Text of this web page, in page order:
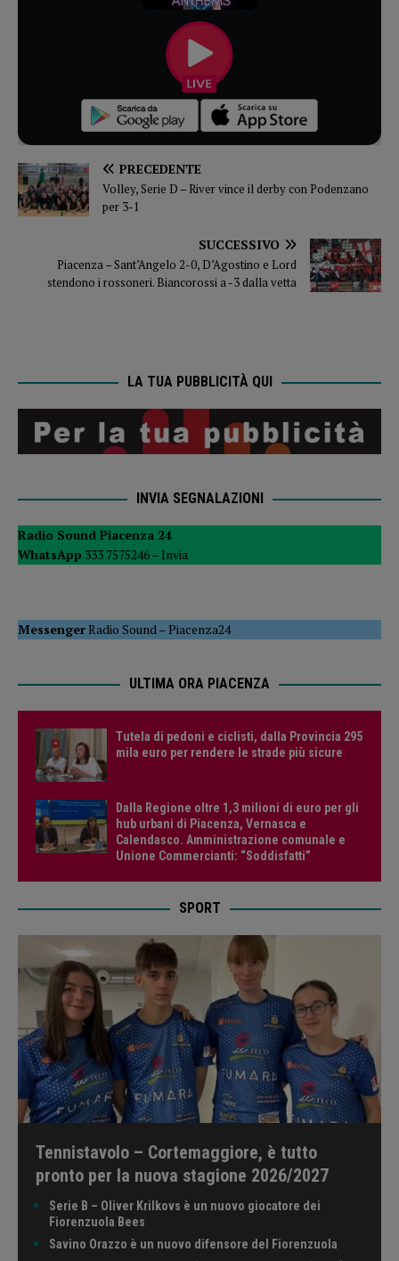
PRECEDENTE
Volley, Serie D – River vince il derby con Podenzano
per 3-1
SUCCESSIVO
Piacenza – Sant’Angelo 2-0, D’Agostino e Lord
stendono i rossoneri. Biancorossi a -3 dalla vetta
LA TUA PUBBLICITÀ QUI
INVIA SEGNALAZIONI
Radio Sound Piacenza 24
WhatsApp 333 7575246 – Invia
MessengerRadio Sound–Piacenza24
ULTIMA ORA PIACENZA
Tutela di pedoni e ciclisti, dalla Provincia 295
mila euro per rendere le strade più sicure
Dalla Regione oltre 1,3 milioni di euro per gli
hub urbani di Piacenza, Vernasca e
Calendasco. Amministrazione comunale e
Unione Commercianti: “Soddisfatti”
SPORT
Tennistavolo – Cortemaggiore, è tutto
pronto per la nuova stagione 2026/2027
Serie B – Oliver Krilkovs è un nuovo giocatore dei
Fiorenzuola Bees
Savino Orazzo è un nuovo difensore del Fiorenzuola